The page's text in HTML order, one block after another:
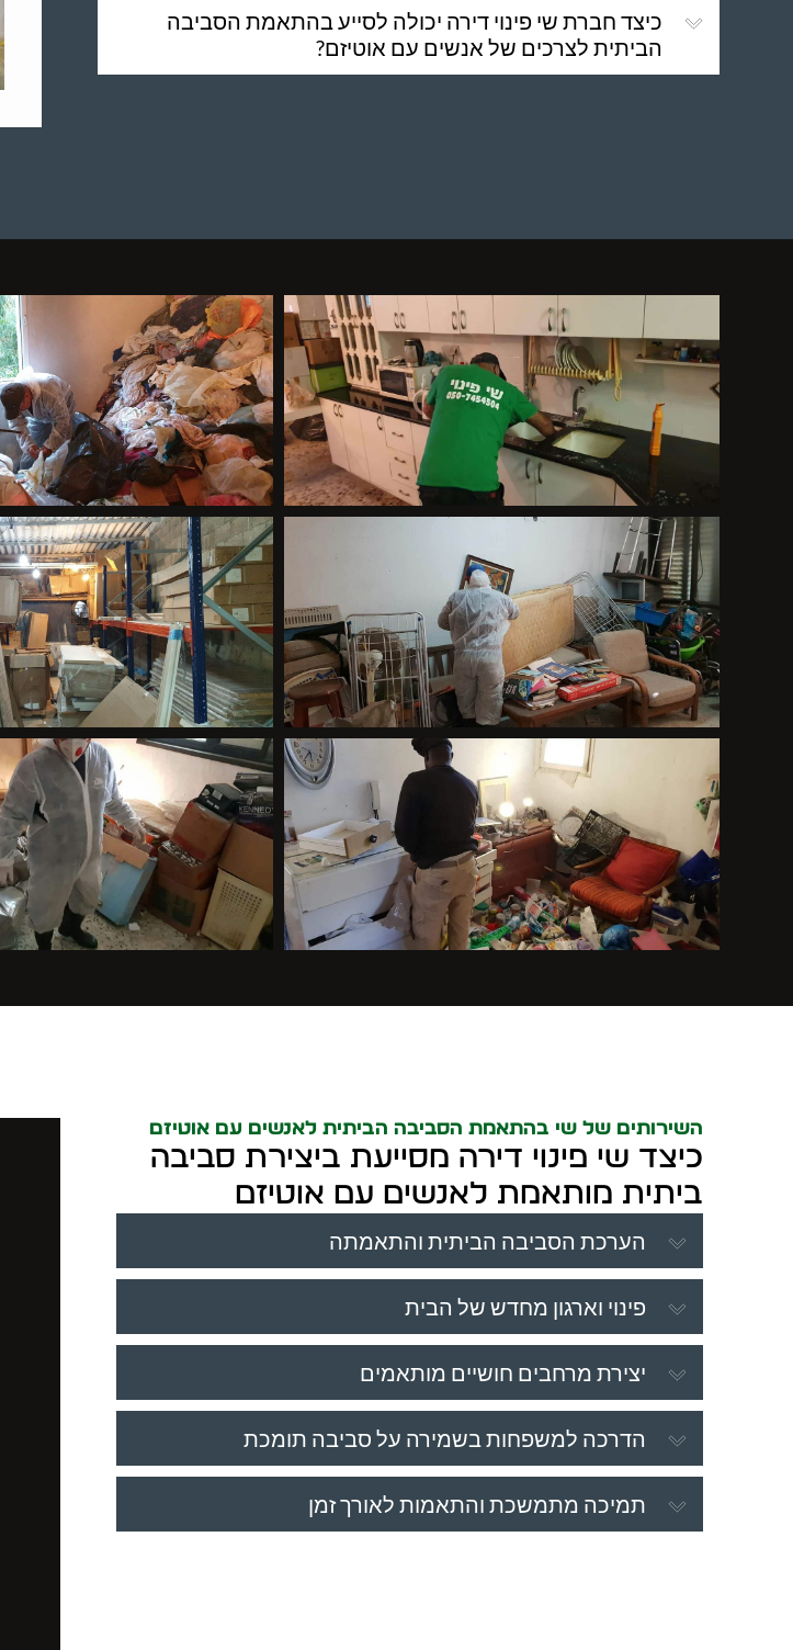
כיצד חברת שי פינוי דירה יכולה לסייע בהתאמת הסביבה
הביתית לצרכים של אנשים עם אוטיזם?
השירותים של שי בהתאמת הסביבה הביתית לאנשים עם אוטיזם
כיצד שי פינוי דירה מסייעת ביצירת סביבה
ביתית מותאמת לאנשים עם אוטיזם
הערכת הסביבה הביתית והתאמתה
פינוי וארגון מחדש של הבית
יצירת מרחבים חושיים מותאמים
הדרכה למשפחות בשמירה על סביבה תומכת
תמיכה מתמשכת והתאמות לאורך זמן